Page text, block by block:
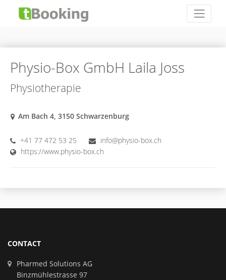
Physio-Box GmbH Laila Joss
Physiotherapie
Am Bach 4, 3150 Schwarzenburg
+41 77 472 53 25
info@physio-box.ch
https://www.physio-box.ch
CONTACT
Pharmed Solutions AG
Binzmühlestrasse 97